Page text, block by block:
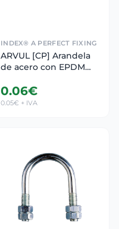
INDEX® A PERFECT FIXING
ARVUL [CP] Arandela
de acero con EPDM
Recubrimiento
ATLANTIS C2-M
0.06€
0.05€ + IVA